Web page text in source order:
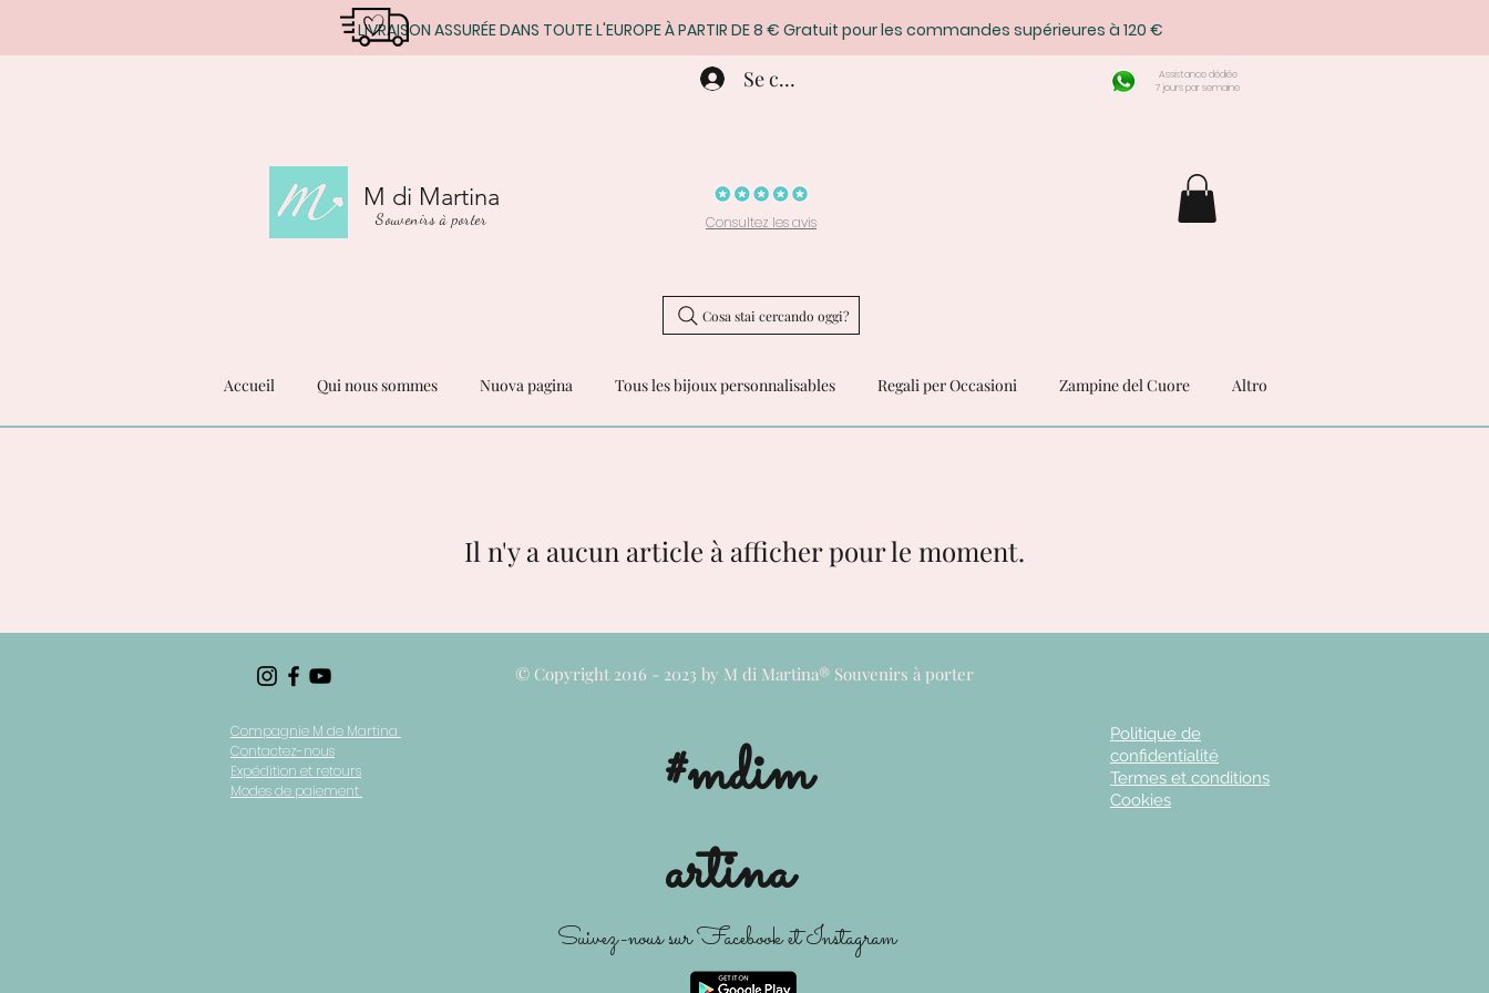
LIVRAISON ASSURÉE DANS TOUTE L'EUROPE À PARTIR DE 8 € Gratuit pour les commandes supérieures à 120 €
M di Martina
Souvenirs à porter
Se connecter
Consultez les avis
Assistance dédiée
7 jours par semaine
Cosa stai cercando oggi?
Accueil Qui nous sommes Nuova pagina Tous les bijoux personnalisables Regali per Occasioni Zampine del Cuore Altro
Il n'y a aucun article à afficher pour le moment.
Compagnie M de Martina
Contactez-nous
Expédition et retours
Modes de paiement
© Copyright 2016 - 2023 by M di Martina® Souvenirs à porter
Suivez-nous sur Facebook et Instagram
#mdim
artina
Politique de
confidentialité
Termes et conditions
Cookies